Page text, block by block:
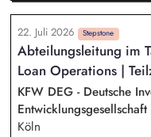
diskriminierungsfreie
Organisationskultur.
Kundenanfragen,
und bereitest sie für die
Auftragseingabe: Du
unseren Systemen und
Kundenservice: Du
telefonischen
externen Ansprechpartnern.
22. Juli 2026 Stepstone
Abteilungsleitung im
Loan Operations |
KFW DEG - Deutsche
Köln